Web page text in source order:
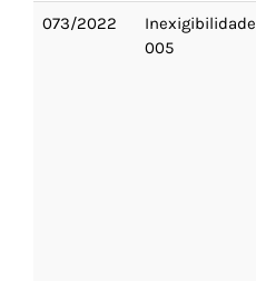
073/2022
Inexigibilidade
005